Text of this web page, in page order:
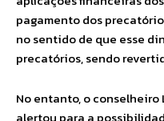
pagamento dos
no sentido de que esse
precatórios, sendo
No entanto, o conselheiro